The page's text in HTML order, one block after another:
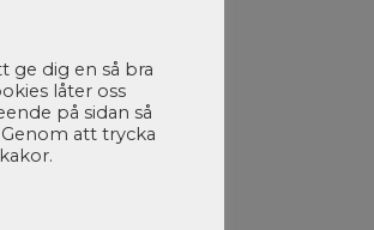
ge dig en så bra
låter oss
på sidan så
att trycka